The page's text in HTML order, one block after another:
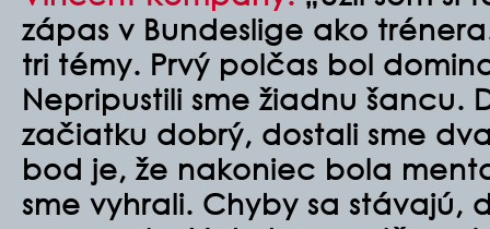
zápas v Bundeslige ako
tri témy. Prvý polčas bol
Nepripustili sme žiadnu šancu.
začiatku dobrý, dostali sme
bod je, že nakoniec bola
sme vyhrali. Chyby sa stávajú,